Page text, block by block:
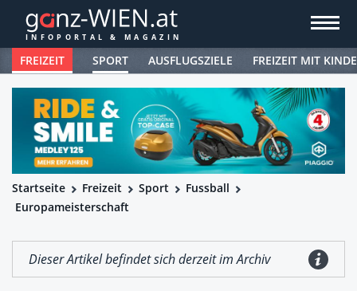
FREIZEIT SPORT AUSFLUGSZIELE FREIZEIT MIT
Startseite Freizeit Sport
Fussball
Europameisterschaft
Dieser Artikel befindet sich derzeit im Archiv